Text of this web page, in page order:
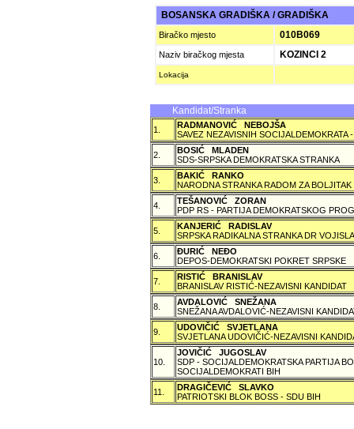
BOSANSKA GRADIŠKA / GRADIŠKA
Biračko mjesto 010B069
Naziv biračkog mjesta KOZINCI 2
Lokacija
Kandidat/Stranka
1.
RADMANOVIĆ NEBOJŠA
SAVEZ NEZAVISNIH SOCIJALDEMOKRATA
2.
BOSIĆ MLADEN
SDS-SRPSKA DEMOKRATSKA STRANKA
3.
BAKIĆ RANKO
NARODNA STRANKA RADOM ZA BOLJITAK
4.
TEŠANOVIĆ ZORAN
PDP RS - PARTIJA DEMOKRATSKOG
5.
KANJERIĆ RADISLAV
SRPSKA RADIKALNA STRANKA DR
6.
ÐURIĆ NEÐO
DEPOS-DEMOKRATSKI POKRET SRPSKE
7.
RISTIĆ BRANISLAV
BRANISLAV RISTIĆ-NEZAVISNI KANDIDAT
8.
AVDALOVIĆ SNEŽANA
SNEŽANA AVDALOVIĆ-NEZAVISNI
9.
UDOVIČIĆ SVJETLANA
SVJETLANA UDOVIČIĆ-NEZAVISNI
10.
JOVIČIĆ JUGOSLAV
SDP - SOCIJALDEMOKRATSKA PARTIJA
SOCIJALDEMOKRATI BIH
11.
DRAGIČEVIĆ SLAVKO
PATRIOTSKI BLOK BOSS - SDU BIH